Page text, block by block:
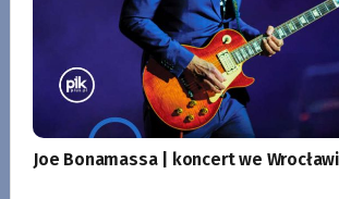
Joe Bonamassa | koncert we